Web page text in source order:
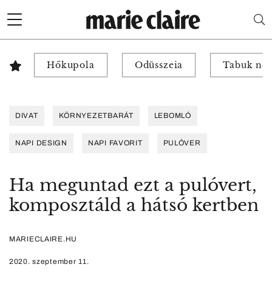
Hőkupola Odüsszeia Tabuk
DIVAT KÖRNYEZETBARÁT LEBOMLÓ
NAPI DESIGN NAPI FAVORIT PULÓVER
Ha meguntad ezt a pulóvert,
komposztáld a hátsó kertben
MARIECLAIRE.HU
2020. szeptember 11.